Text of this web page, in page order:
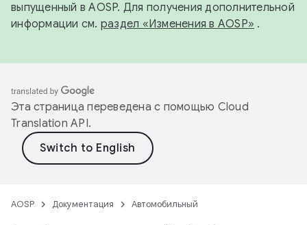
выпущенный в AOSP. Для получения дополнительной
информации см. раздел «Изменения в AOSP» .
Эта страница переведена с помощью Cloud
Translation API.
AOSP Документация Автомобильный